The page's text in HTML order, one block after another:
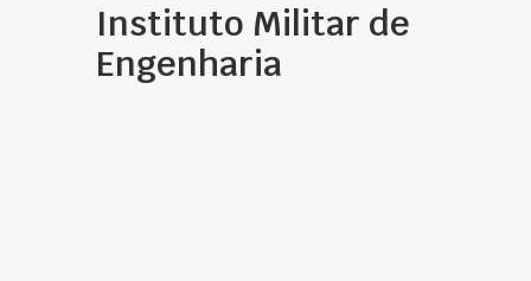
Instituto Militar de
Engenharia